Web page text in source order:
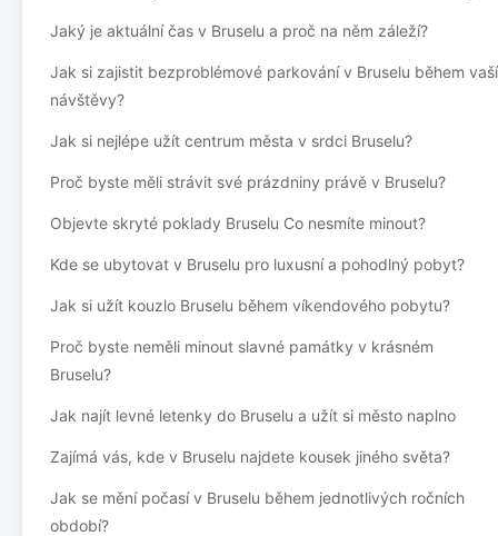
Jaký je aktuální čas v Bruselu a proč na něm záleží?
Jak si zajistit bezproblémové parkování v Bruselu během vaší
návštěvy?
Jak si nejlépe užít centrum města v srdci Bruselu?
Proč byste měli strávit své prázdniny právě v Bruselu?
Objevte skryté poklady Bruselu Co nesmíte minout?
Kde se ubytovat v Bruselu pro luxusní a pohodlný pobyt?
Jak si užít kouzlo Bruselu během víkendového pobytu?
Proč byste neměli minout slavné památky v krásném
Bruselu?
Jak najít levné letenky do Bruselu a užít si město naplno
Zajímá vás, kde v Bruselu najdete kousek jiného světa?
Jak se mění počasí v Bruselu během jednotlivých ročních
období?